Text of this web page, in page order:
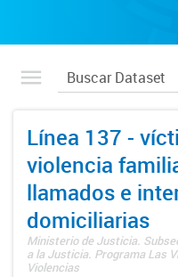
Línea 137 -
violencia
llamados e
domiciliarias
Ministerio de Justicia.
a la Justicia. Programa Las
Violencias